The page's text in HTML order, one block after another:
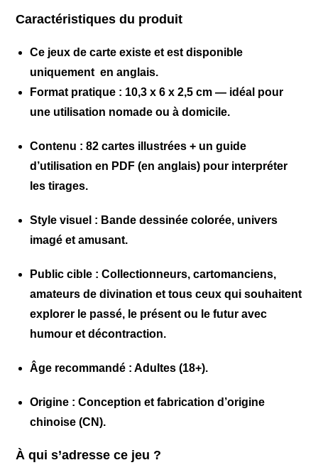
Caractéristiques du produit
Ce jeux de carte existe et est disponible
uniquement en anglais.
Format pratique : 10,3 x 6 x 2,5 cm — idéal pour
une utilisation nomade ou à domicile.
Contenu : 82 cartes illustrées + un guide
d’utilisation en PDF (en anglais) pour interpréter
les tirages.
Style visuel : Bande dessinée colorée, univers
imagé et amusant.
Public cible : Collectionneurs, cartomanciens,
amateurs de divination et tous ceux qui souhaitent
explorer le passé, le présent ou le futur avec
humour et décontraction.
Âge recommandé : Adultes (18+).
Origine : Conception et fabrication d’origine
chinoise (CN).
À qui s’adresse ce jeu ?